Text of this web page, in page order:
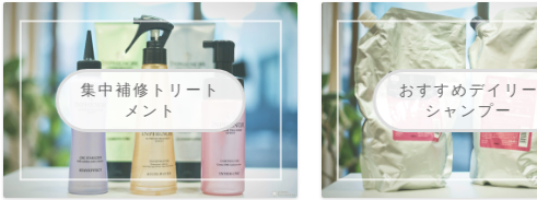
集中補修トリート
メント
おすすめデイリー
シャンプー